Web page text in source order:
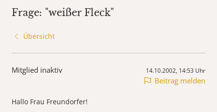
Frage: "weißer Fleck"
Übersicht
Mitglied inaktiv 14.10.2002, 14:53 Uhr
Beitrag melden
Hallo Frau Freundorfer!